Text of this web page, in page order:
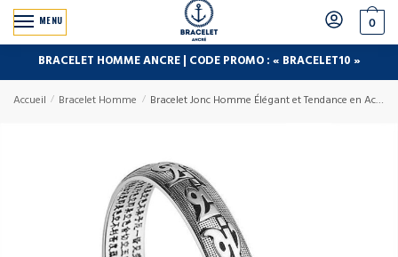
MENU 0
BRACELET HOMME ANCRE | CODE PROMO : « BRACELET10 »
Accueil / Bracelet Homme / Bracelet Jonc Homme Élégant et Tendance en Acier